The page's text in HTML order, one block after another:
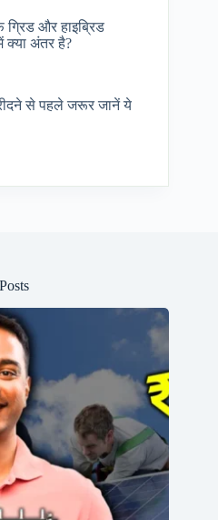
और हाइब्रिड
क्या अंतर है?
से पहले जरूर जानें ये